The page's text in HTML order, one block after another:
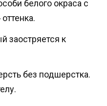
белого окраса с
заостряется к
без подшерстка.